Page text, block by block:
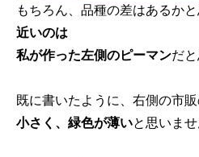
もちろん、品種の差はあるかと
近いのは
私が作った左側のピーマンだと
既に書いたように、右側の市
小さく、緑色が薄いと思いま